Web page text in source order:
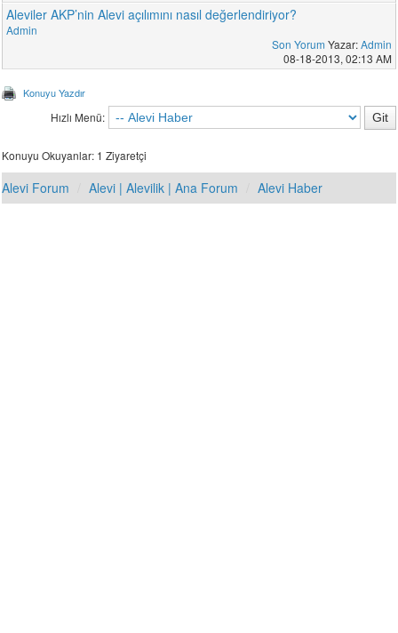
Aleviler AKP’nin Alevi açılımını nasıl değerlendiriyor?
Admin
Son Yorum Yazar:Admin
08-18-2013, 02:13 AM
Konuyu Yazdır
Hızlı Menü:
Konuyu Okuyanlar: 1 Ziyaretçi
Alevi Forum Alevi | Alevilik | Ana Forum Alevi Haber